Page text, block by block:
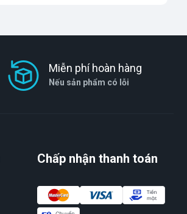
Miễn phí hoàn hàng
Nếu sản phẩm có lỗi
Chấp nhận thanh toán